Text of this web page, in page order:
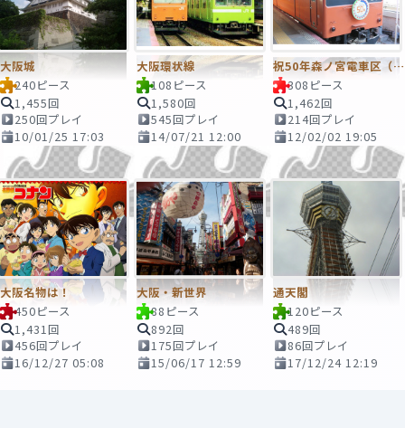
大阪城
240ピース
1,455回
250回プレイ
10/01/25 17:03
大阪環状線
108ピース
1,580回
545回プレイ
14/07/21 12:00
祝50年森ノ宮電車区（大阪駅にて）
308ピース
1,462回
214回プレイ
12/02/02 19:05
大阪名物は！
450ピース
1,431回
456回プレイ
16/12/27 05:08
大阪・新世界
88ピース
892回
175回プレイ
15/06/17 12:59
通天閣
120ピース
489回
86回プレイ
17/12/24 12:19